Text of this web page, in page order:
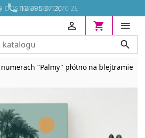
 12 395 37 20
DOSTAWA OD 13,70 ZŁ




"Palmy" płótno na blejtramie